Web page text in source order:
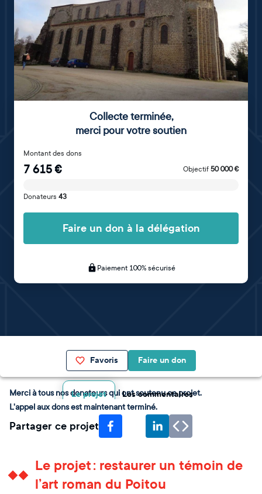
Collecte terminée,
merci pour votre soutien
Montant des dons
7 615€ Objectif 50 000€
Donateurs 43
Faire un don à la délégation
Paiement 100% sécurisé
Favoris Faire un don
Le projet Les commentaires
Merci à tous nos donateurs qui ont soutenu ce projet.
L'appel aux dons est maintenant terminé.
Partager ce projet
Le projet : restaurer un témoin de
l’art roman du Poitou